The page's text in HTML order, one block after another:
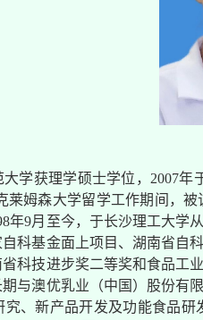
大学获理学硕士学位，2007年
莱姆森大学留学工作期间，
年9月至今，于长沙理工大学
科基金面上项目、湖南省自
科技进步奖二等奖和食品工
期与澳优乳业（中国）股份有
、新产品开发及功能食品研